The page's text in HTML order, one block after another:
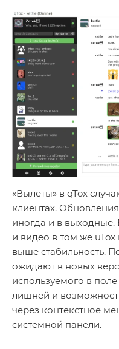
«Вылеты» в qTox
клиентах.
иногда и в выходные.
и видео в том же uTox
выше стабильность.
ожидают в новых
используемого в
лишней и
через контекстное
системной панели.